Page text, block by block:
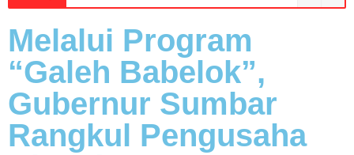
Melalui Program
“Galeh Babelok”,
Gubernur Sumbar
Rangkul Pengusaha